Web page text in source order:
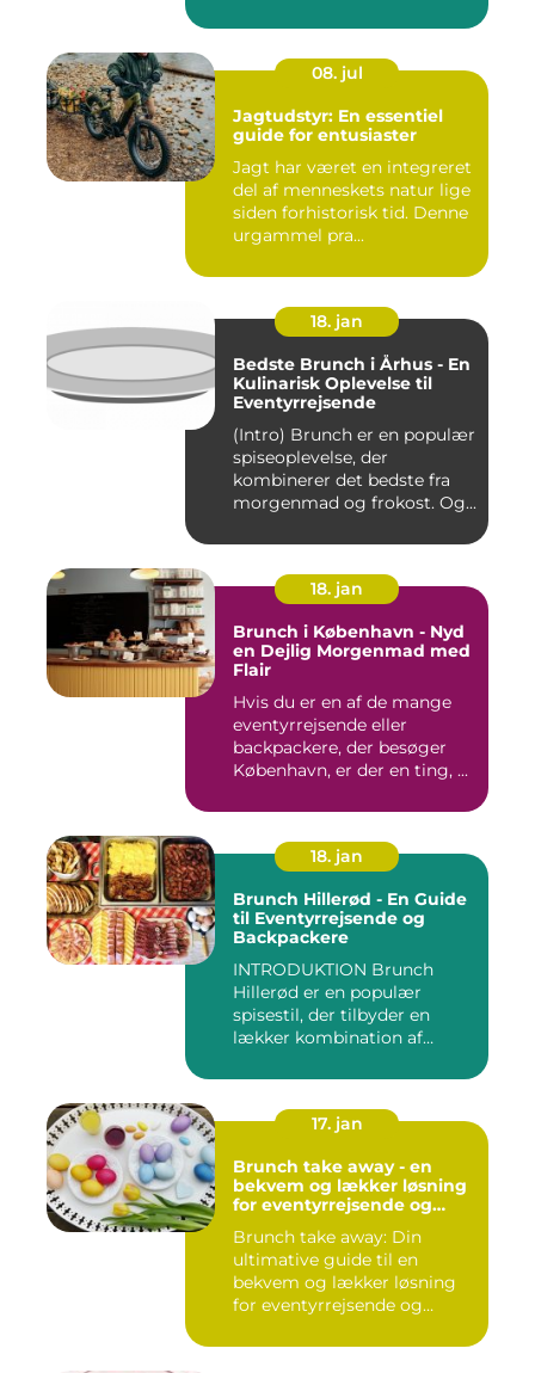
08. jul
Jagtudstyr: En essentiel
guide for entusiaster
Jagt har været en integreret
del af menneskets natur lige
siden forhistorisk tid. Denne
urgammel pra...
18. jan
Bedste Brunch i Århus - En
Kulinarisk Oplevelse til
Eventyrrejsende
(Intro) Brunch er en populær
spiseoplevelse, der
kombinerer det bedste fra
morgenmad og frokost. Og...
18. jan
Brunch i København - Nyd
en Dejlig Morgenmad med
Flair
Hvis du er en af de mange
eventyrrejsende eller
backpackere, der besøger
København, er der en ting, ...
18. jan
Brunch Hillerød - En Guide
til Eventyrrejsende og
Backpackere
INTRODUKTION Brunch
Hillerød er en populær
spisestil, der tilbyder en
lækker kombination af
17. jan
Brunch take away - en
bekvem og lækker løsning
for eventyrrejsende og
Brunch take away: Din
ultimative guide til en
bekvem og lækker løsning
for eventyrrejsende og